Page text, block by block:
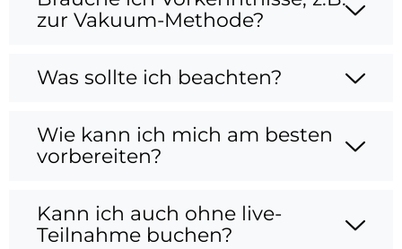
zur Vakuum-Methode?
Was sollte ich beachten?
Wie kann ich mich am besten
vorbereiten?
Kann ich auch ohne live-
Teilnahme buchen?